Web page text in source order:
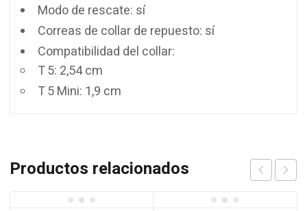
Modo de rescate: sí
Correas de collar de repuesto: sí
Compatibilidad del collar:
T 5: 2,54 cm
T 5 Mini: 1,9 cm
Productos relacionados